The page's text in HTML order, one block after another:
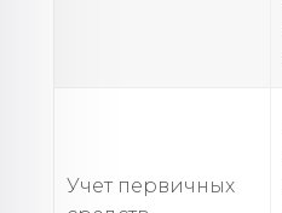
Учет первичных